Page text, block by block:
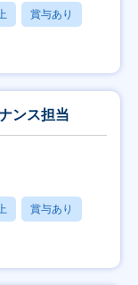
賞与あり
ンス担当
賞与あり